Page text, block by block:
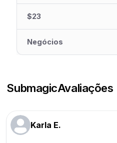
$23
Negócios
SubmagicAvaliações
Karla E.